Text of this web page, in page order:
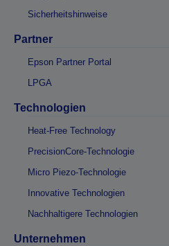
Sicherheitshinweise
Partner
Epson Partner Portal
LPGA
Technologien
Heat-Free Technology
PrecisionCore-Technologie
Micro Piezo-Technologie
Innovative Technologien
Nachhaltigere Technologien
Unternehmen